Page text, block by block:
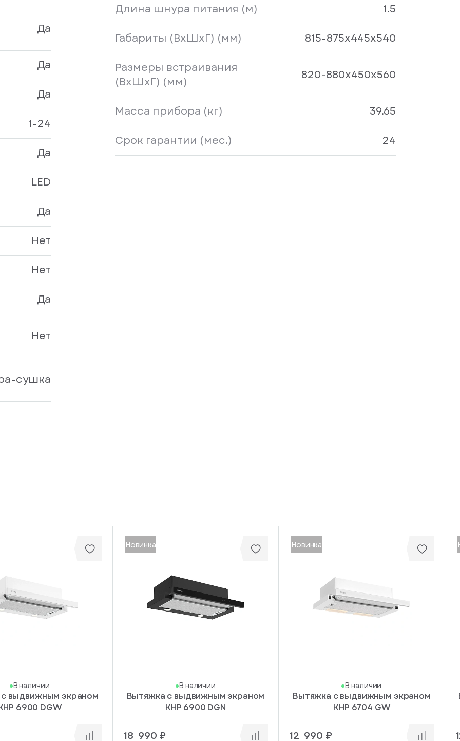
Да
Да
Да
1-24
Да
LED
Да
Нет
Нет
Да
Нет
сушка
Длина шнура питания (м)
1.5
Габариты (ВxШхГ) (мм)
815-875x445х540
Размеры встраивания
(ВxШхГ) (мм)
820-880x450х560
Масса прибора (кг)
39.65
Срок гарантии (мес.)
24
В наличии
выдвижным экраном
6900 DGW
Новинка
В наличии
Вытяжка с выдвижным экраном
KHP 6900 DGN
18 990 ₽
Новинка
В наличии
Вытяжка с выдвижным экраном
KHP 6704 GW
12 990 ₽